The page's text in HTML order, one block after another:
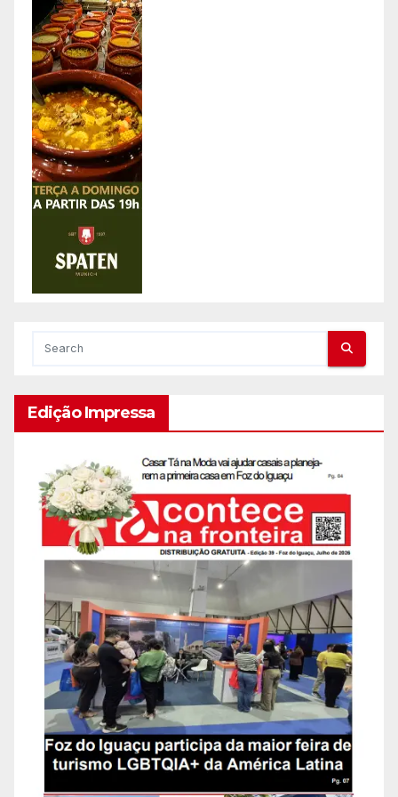
Edição Impressa